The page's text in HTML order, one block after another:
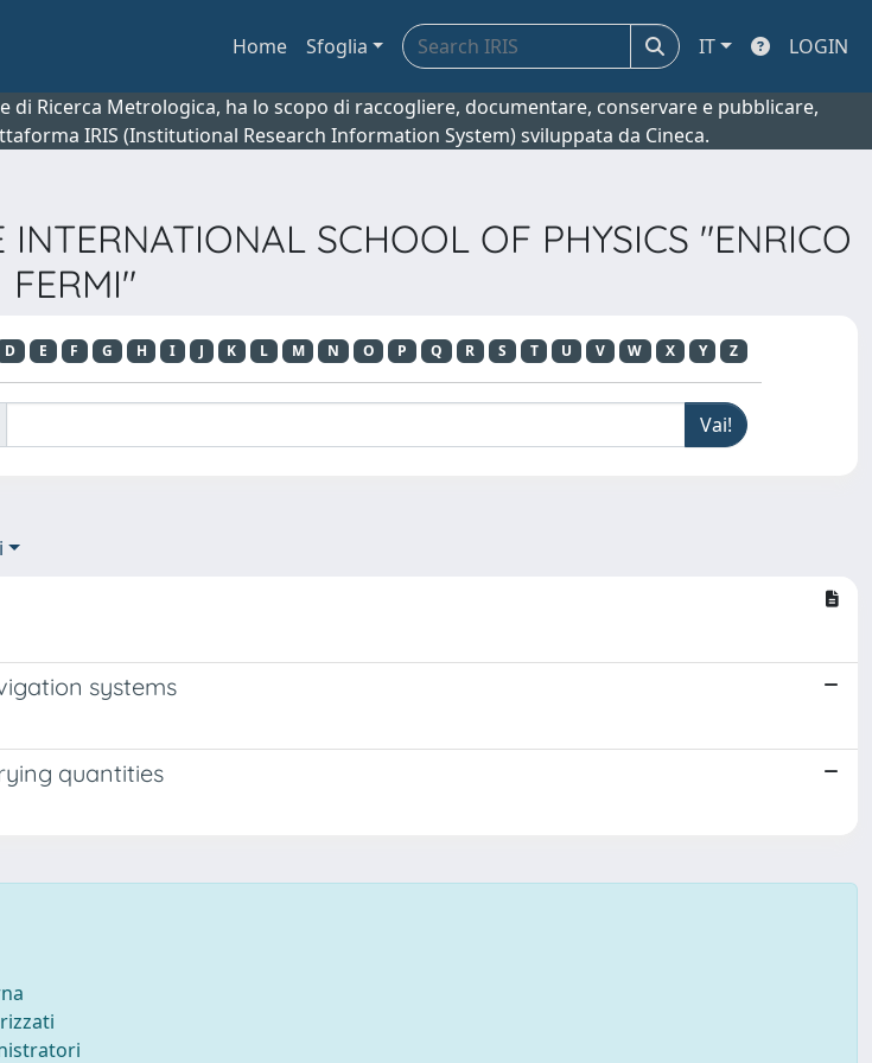
Home Sfoglia IT LOGIN
di Ricerca Metrologica, ha lo scopo di raccogliere, documentare, conservare e pubblicare,
IRIS (Institutional Research Information System) sviluppata da Cineca.
SCHOOL OF PHYSICS "ENRICO
FERMI"
D E F G H I J K L M N O P Q R S T U V W X Y Z
systems
quantities